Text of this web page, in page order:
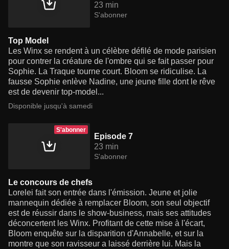
23 min
S'abonner
Top Model
Les Winx se rendent à un célèbre défilé de mode parisien
pour contrer la créature de l'ombre qui se fait passer pour
Sophie. La Traque tourne court. Bloom se ridiculise. La
fausse Sophie enlève Nadine, une jeune fille dont le rêve
est de devenir top-model...
Disponible jusqu'à samedi
S'abonner
Episode 7
23 min
S'abonner
Le concours de chefs
Lorelei fait son entrée dans l'émission. Jeune et jolie
mannequin dédiée à remplacer Bloom, son seul objectif
est de réussir dans le show-business, mais ses attitudes
déconcertent les Winx. Profitant de cette mise à l'écart,
Bloom enquête sur la disparition d'Annabelle, et sur la
montre que son ravisseur a laissé derrière lui. Mais la